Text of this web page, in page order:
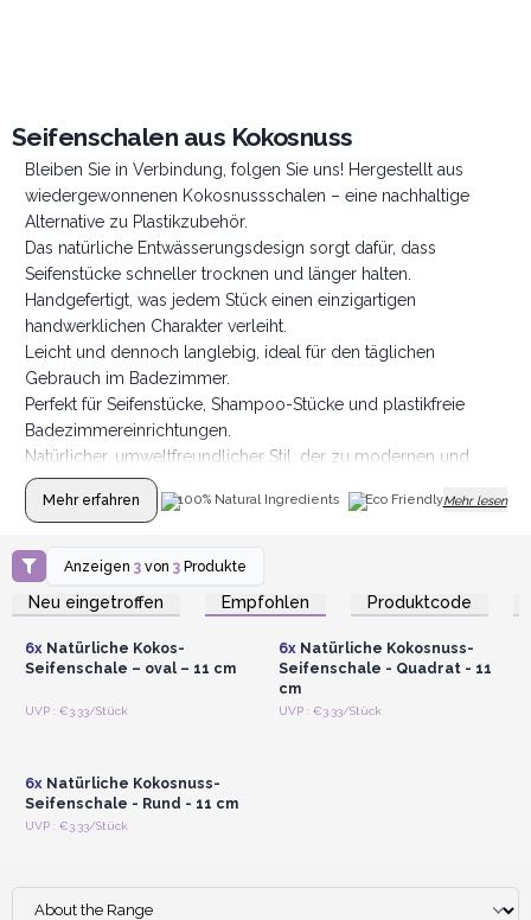
Seifenschalen aus Kokosnuss
Bleiben Sie in Verbindung, folgen Sie uns! Hergestellt aus
wiedergewonnenen Kokosnussschalen – eine nachhaltige
Alternative zu Plastikzubehör.
Das natürliche Entwässerungsdesign sorgt dafür, dass
Seifenstücke schneller trocknen und länger halten.
Handgefertigt, was jedem Stück einen einzigartigen
handwerklichen Charakter verleiht.
Leicht und dennoch langlebig, ideal für den täglichen
Gebrauch im Badezimmer.
Perfekt für Seifenstücke, Shampoo-Stücke und plastikfreie
Badezimmereinrichtungen.
Natürlicher, umweltfreundlicher Stil, der zu modernen und
rustikalen Innenräumen passt.
Mehr erfahren 100% Natural Ingredients Eco Friendly Ethically
Mehr lesen
Anzeigen3 von3 Produkte
Neu eingetroffen Empfohlen Produktcode
Anmelden oder
Registrieren für
Großhandelspreise
6xNatürliche Kokos-
Seifenschale – oval – 11 cm
UVP : €3.33/Stück
Registrieren für
Großhandelspreise
6xNatürliche Kokosnuss-
Seifenschale - Quadrat - 11
cm
UVP : €3.33/Stück
Anmelden oder
6xNatürliche Kokosnuss-
Seifenschale - Rund - 11 cm
UVP : €3.33/Stück